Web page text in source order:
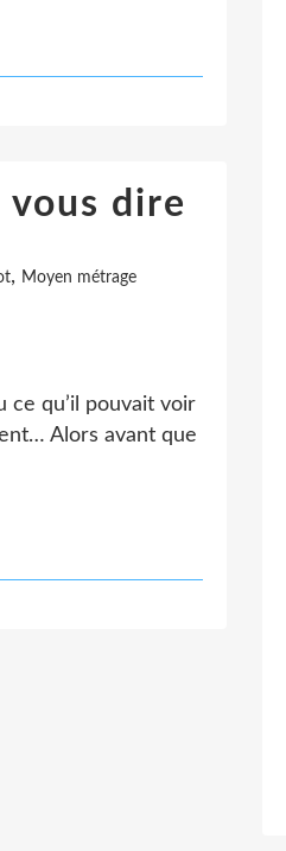
vous dire
, Moyen métrage
ce qu’il pouvait voir
Alors avant que